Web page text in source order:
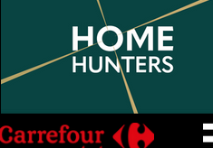
🎟️ Gratis abonnement afhalen